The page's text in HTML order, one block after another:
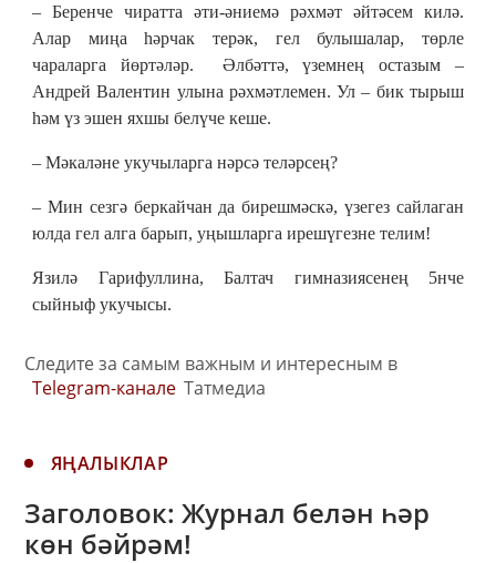
– Беренче чиратта әти-әниемә рәхмәт әйтәсем килә.
Алар миңа һәрчак терәк, гел булышалар, төрле
чараларга йөртәләр. Әлбәттә, үземнең остазым –
Андрей Валентин улына рәхмәтлемен. Ул – бик тырыш
һәм үз эшен яхшы белүче кеше.
– Мәкаләне укучыларга нәрсә теләрсең?
– Мин сезгә беркайчан да бирешмәскә, үзегез сайлаган
юлда гел алга барып, уңышларга ирешүгезне телим!
Язилә Гарифуллина, Балтач гимназиясенең 5нче
сыйныф укучысы.
Следите за самым важным и интересным в
Telegram-канале Татмедиа
ЯҢАЛЫКЛАР
Заголовок: Журнал белән һәр
көн бәйрәм!